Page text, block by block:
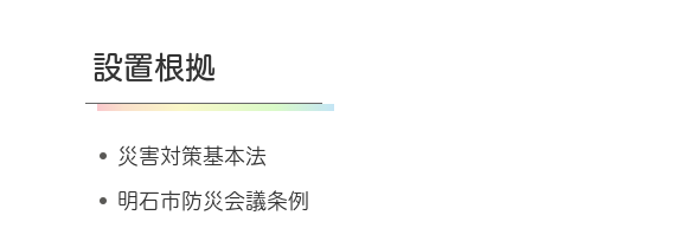
設置根拠
災害対策基本法
明石市防災会議条例